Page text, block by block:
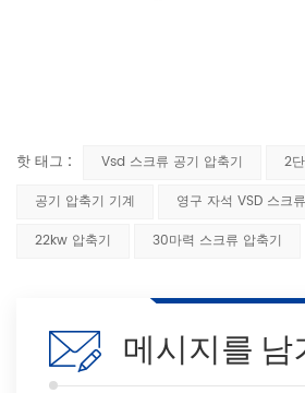
핫 태그 : Vsd 스크류 공기 압축기
2
공기 압축기 기계
영구 자석 VSD 스크
22kw 압축기
30마력 스크류 압축기
메시지를 남